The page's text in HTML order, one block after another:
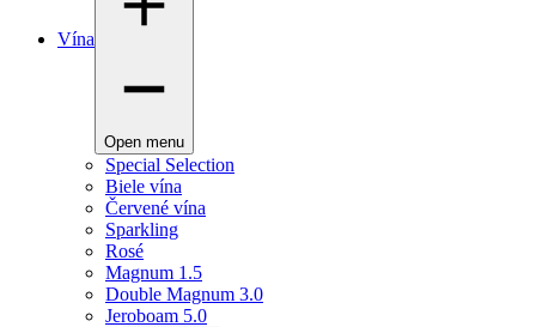
Vína
Open menu
Special Selection
Biele vína
Červené vína
Sparkling
Rosé
Magnum 1.5
Double Magnum 3.0
Jeroboam 5.0